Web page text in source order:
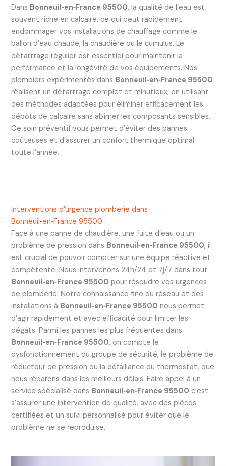
Dans Bonneuil‑en‑France 95500, la qualité de l’eau est
souvent riche en calcaire, ce qui peut rapidement
endommager vos installations de chauffage comme le
ballon d’eau chaude, la chaudière ou le cumulus. Le
détartrage régulier est essentiel pour maintenir la
performance et la longévité de vos équipements. Nos
plombiers expérimentés dans Bonneuil‑en‑France 95500
réalisent un détartrage complet et minutieux, en utilisant
des méthodes adaptées pour éliminer efficacement les
dépôts de calcaire sans abîmer les composants sensibles.
Ce soin préventif vous permet d’éviter des pannes
coûteuses et d’assurer un confort thermique optimal
toute l’année.
Interventions d’urgence plomberie dans
Bonneuil‑en‑France 95500
Face à une panne de chaudière, une fuite d’eau ou un
problème de pression dans Bonneuil‑en‑France 95500, il
est crucial de pouvoir compter sur une équipe réactive et
compétente. Nous intervenons 24h/24 et 7j/7 dans tout
Bonneuil‑en‑France 95500 pour résoudre vos urgences
de plomberie. Notre connaissance fine du réseau et des
installations à Bonneuil‑en‑France 95500 nous permet
d’agir rapidement et avec efficacité pour limiter les
dégâts. Parmi les pannes les plus fréquentes dans
Bonneuil‑en‑France 95500, on compte le
dysfonctionnement du groupe de sécurité, le problème de
réducteur de pression ou la défaillance du thermostat, que
nous réparons dans les meilleurs délais. Faire appel à un
service spécialisé dans Bonneuil‑en‑France 95500 c’est
s’assurer une intervention de qualité, avec des pièces
certifiées et un suivi personnalisé pour éviter que le
problème ne se reproduise.